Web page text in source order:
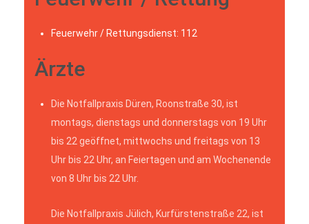
Feuerwehr / Rettungsdienst: 112
Ärzte
Die Notfallpraxis Düren, Roonstraße 30, ist
montags, dienstags und donnerstags von 19 Uhr
bis 22 geöffnet, mittwochs und freitags von 13
Uhr bis 22 Uhr, an Feiertagen und am Wochenende
von 8 Uhr bis 22 Uhr.
Die Notfallpraxis Jülich, Kurfürstenstraße 22, ist